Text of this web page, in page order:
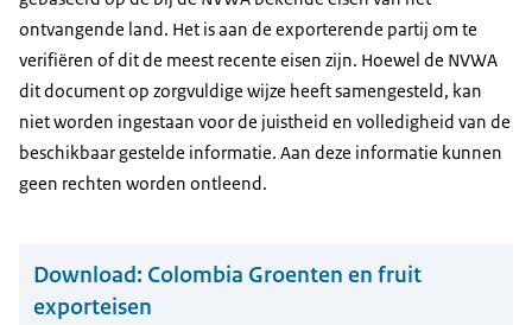
ontvangende land. Het is aan de exporterende partij om te
verifiëren of dit de meest recente eisen zijn. Hoewel de NVWA
dit document op zorgvuldige wijze heeft samengesteld, kan
niet worden ingestaan voor de juistheid en volledigheid van de
beschikbaar gestelde informatie. Aan deze informatie kunnen
geen rechten worden ontleend.
Download: Colombia Groenten en fruit
exporteisen